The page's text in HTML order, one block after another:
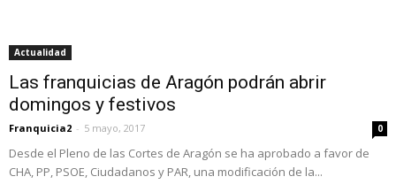
Actualidad
Las franquicias de Aragón podrán abrir
domingos y festivos
Franquicia2 - 5 mayo, 2017 0
Desde el Pleno de las Cortes de Aragón se ha aprobado a favor de
CHA, PP, PSOE, Ciudadanos y PAR, una modificación de la...